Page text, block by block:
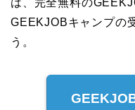
GEEKJOBキャンプの
う。